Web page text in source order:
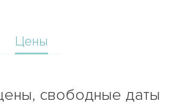
Цены
свободные даты